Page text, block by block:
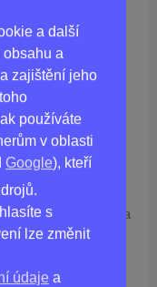
a další
a
zajištění jeho
používáte
v oblasti
Google), kteří
s
lze změnit
údaje a
produktu.
se doporučuje
kapsli při
vody.
do vašeho těla